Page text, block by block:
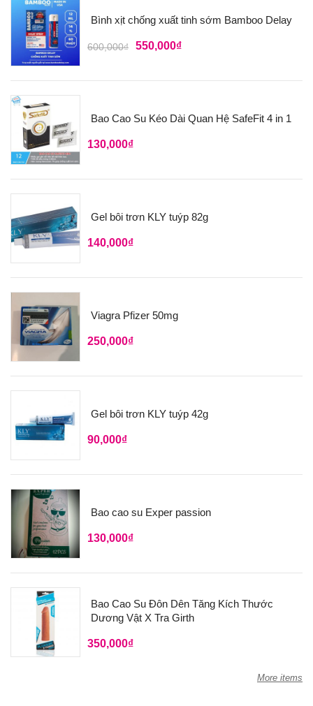
Bình xịt chống xuất tinh sớm Bamboo Delay
600,000₫ 550,000₫
Bao Cao Su Kéo Dài Quan Hệ SafeFit 4 in 1
130,000₫
Gel bôi trơn KLY tuýp 82g
140,000₫
Viagra Pfizer 50mg
250,000₫
Gel bôi trơn KLY tuýp 42g
90,000₫
Bao cao su Exper passion
130,000₫
Bao Cao Su Đôn Dên Tăng Kích Thước
Dương Vật X Tra Girth
350,000₫
More items